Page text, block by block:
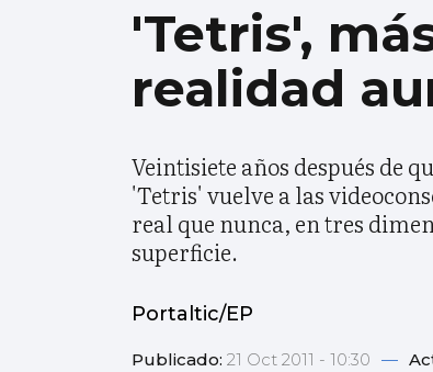
'Tetris',
realidad
Veintisiete años después de
'Tetris' vuelve a las
real que nunca, en tres
superficie.
Portaltic/EP
Publicado: 21 Oct 2011 - 10:30 —